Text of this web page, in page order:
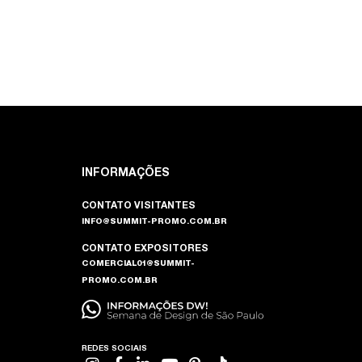
INFORMAÇÕES
CONTATO VISITANTES
INFO@SUMMIT-PROMO.COM.BR
CONTATO EXPOSITORES
COMERCIAL01@SUMMIT-
PROMO.COM.BR
REDES SOCIAIS